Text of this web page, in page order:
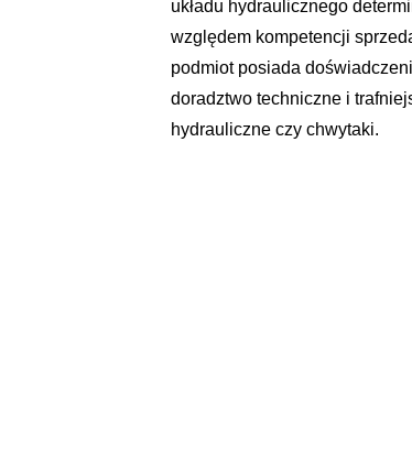
układu hydraulicznego
względem kompetencji
podmiot posiada
doradztwo techniczne i
hydrauliczne czy chwytaki.